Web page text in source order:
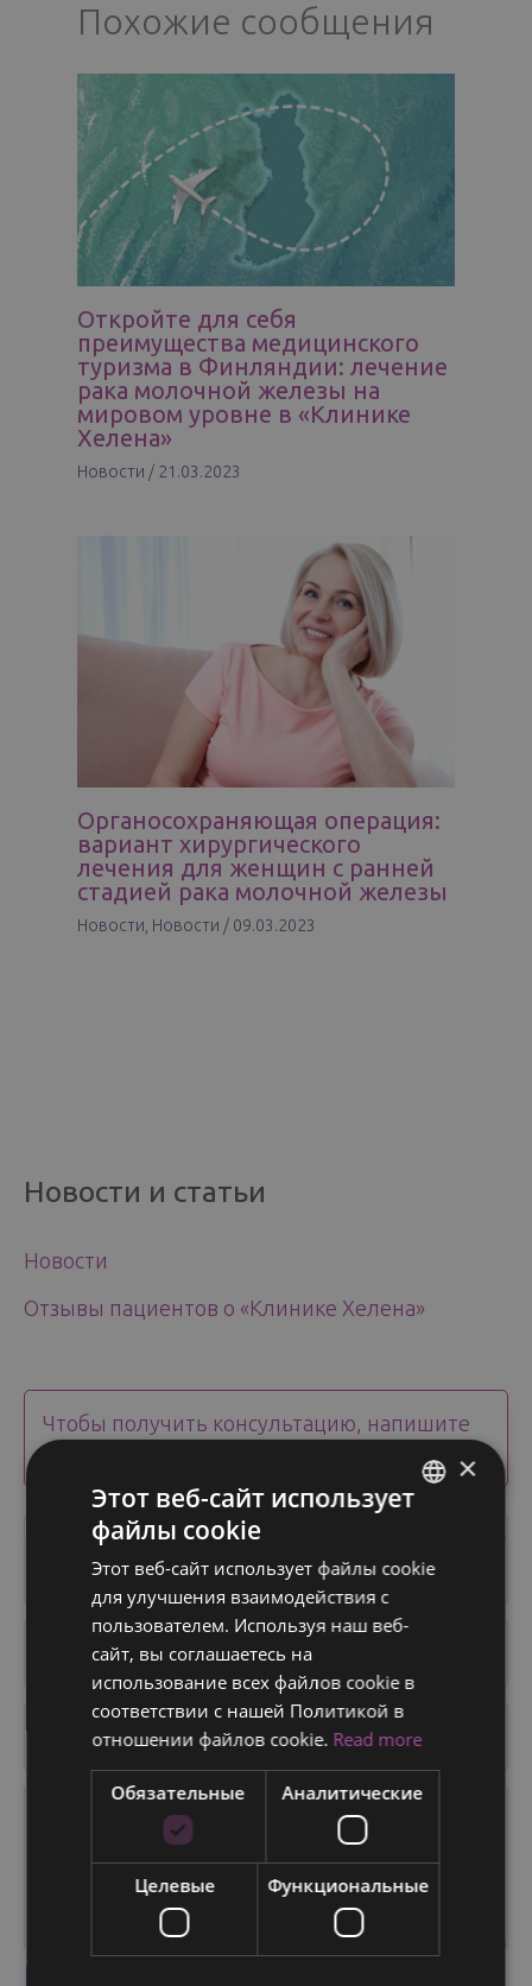
Новости и статьи
Новости
Отзывы пациентов о «Клинике Хелена»
Чтобы получить консультацию, напишите
Ваш вопрос или закажите обратный звонок.
Похожие сообщения
Откройте для себя
преимущества медицинского
туризма в Финляндии: лечение
рака молочной железы на
мировом уровне в «Клинике
Хелена»
Новости / 21.03.2023
Органосохраняющая операция:
вариант хирургического
лечения для женщин с ранней
стадией рака молочной железы
Новости Новости / 09.03.2023
FINNISH
SWEDISH
×
Этот веб-сайт использует
файлы cookie
Этот веб-сайт использует файлы cookie
для улучшения взаимодействия с
пользователем. Используя наш веб-
сайт, вы соглашаетесь на
использование всех файлов cookie в
соответствии с нашей Политикой в ​​
отношении файлов cookie. Read more
Обязательные Аналитические
Целевые Функциональные